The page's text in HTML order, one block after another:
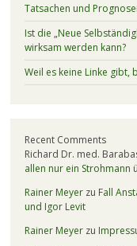
Tatsachen und
Ist die „Neue
wirksam werden kann?
Weil es keine Linke gibt,
Recent Comments
Richard Dr. med.
allen nur ein Strohmann
Rainer Meyerzu Fall
und Igor Levit
Rainer Meyerzu